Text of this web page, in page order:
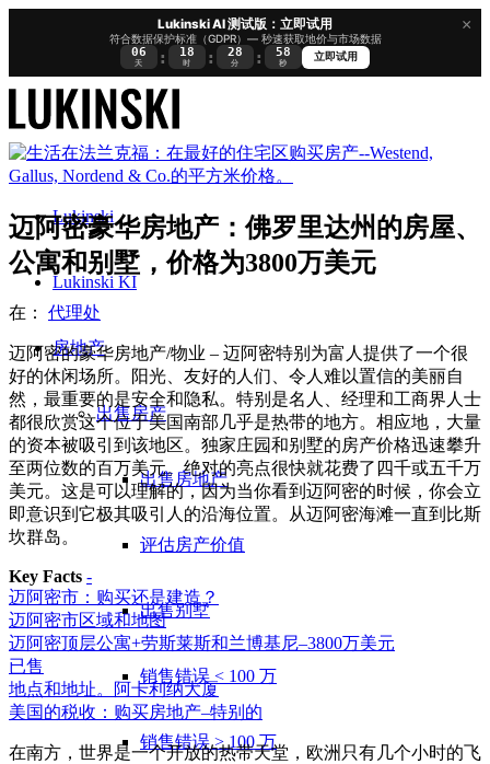
×
Lukinski AI 测试版：立即试用
符合数据保护标准（GDPR）— 秒速获取地价与市场数据
06
天 : 18
时 : 28
分 : 57
秒
立即试用
Lukinski
Lukinski KI
房地产
出售房产
出售房地产
评估房产价值
出售别墅
销售错误 < 100 万
销售错误 > 100 万
迈阿密豪华房地产：佛罗里达州的房屋、
公寓和别墅，价格为3800万美元
在： 代理处
迈阿密的豪华房地产/物业 – 迈阿密特别为富人提供了一个很
好的休闲场所。阳光、友好的人们、令人难以置信的美丽自
然，最重要的是安全和隐私。特别是名人、经理和工商界人士
都很欣赏这个位于美国南部几乎是热带的地方。相应地，大量
的资本被吸引到该地区。独家庄园和别墅的房产价格迅速攀升
至两位数的百万美元。绝对的亮点很快就花费了四千或五千万
美元。这是可以理解的，因为当你看到迈阿密的时候，你会立
即意识到它极其吸引人的沿海位置。从迈阿密海滩一直到比斯
坎群岛。
Key Facts -
迈阿密市：购买还是建造？
迈阿密市区域和地图
迈阿密顶层公寓+劳斯莱斯和兰博基尼–3800万美元
已售
地点和地址。阿卡利纳大厦
美国的税收：购买房地产–特别的
在南方，世界是一个开放的热带天堂，欧洲只有几个小时的飞